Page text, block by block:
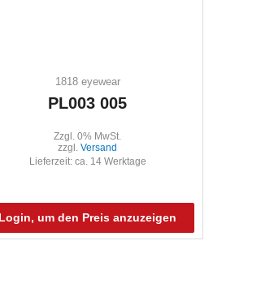
1818 eyewear
PL003 005
Login, um den Preis anzuzeigen
Zzgl. 0% MwSt.
zzgl. Versand
Lieferzeit: ca. 14 Werktage